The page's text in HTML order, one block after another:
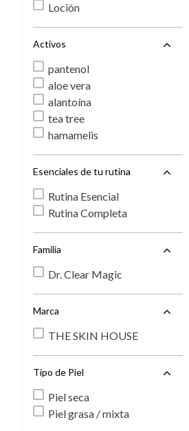
Loción
Activos
pantenol
aloe vera
alantoína
tea tree
hamamelis
Esenciales de tu rutina
Rutina Esencial
Rutina Completa
Familia
Dr. Clear Magic
Marca
THE SKIN HOUSE
Tipo de Piel
Piel seca
Piel grasa / mixta